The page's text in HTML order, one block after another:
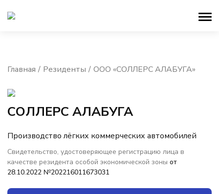
Главная Резиденты ООО «СОЛЛЕРС АЛАБУГА»
СОЛЛЕРС АЛАБУГА
Производство лёгких коммерческих автомобилей
Свидетельство, удостоверяющее регистрацию лица в
качестве резидента особой экономической зоны от
28.10.2022 №202216011673031